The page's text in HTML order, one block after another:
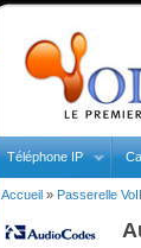
Téléphone IP
Accueil» Passerelle